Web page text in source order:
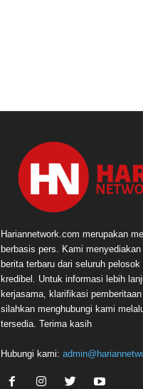
Hariannetwork.com merupakan
berbasis pers. Kami
berita terbaru dari seluruh
kredibel. Untuk informasi lebih
kerjasama, klarifikasi
silahkan menghubungi kami
tersedia. Terima kasih
Hubungi kami: